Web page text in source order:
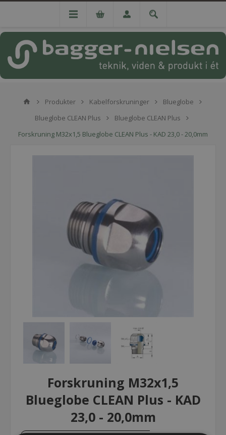
Produkter Kabelforskruninger
Blueglobe
Blueglobe CLEAN Plus
Blueglobe CLEAN Plus
Forskruning M32x1,5 Blueglobe CLEAN Plus - KAD 23,0 - 20,0mm
Forskruning M32x1,5
Blueglobe CLEAN Plus - KAD
23,0 - 20,0mm